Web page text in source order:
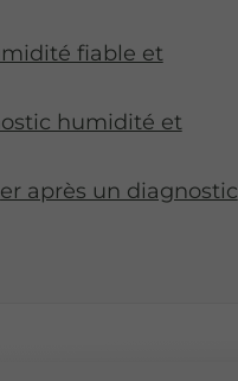
fiable et
humidité et
après un diagnostic